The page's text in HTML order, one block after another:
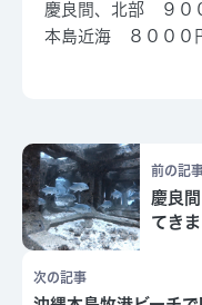
慶良間、北部 ９０
本島近海 ８０００
前の記
慶良
てきま
次の記事